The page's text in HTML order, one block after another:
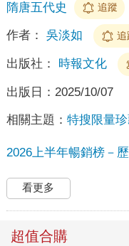
隋唐五代史
追蹤
作者： 吳淡如 追
出版社： 時報文化
出版日： 2025/10/07
相關主題： 特搜限量
2026上半年暢銷榜－
看更多
超值合購